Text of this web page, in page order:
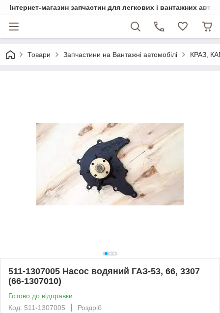
Інтернет-магазин запчастин для легкових і вантажних
Товари Запчастини на Вантажні автомобілі КРАЗ,
511-1307005 Насос водяний ГАЗ-53, 66, 3307
(66-1307010)
Готово до відправки
Код: 511-1307005
Роздріб